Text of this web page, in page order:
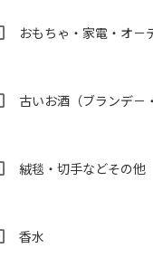
おもちゃ・家電・オ－
古いお酒（ブランデ－
絨毯・切手などその他
香水